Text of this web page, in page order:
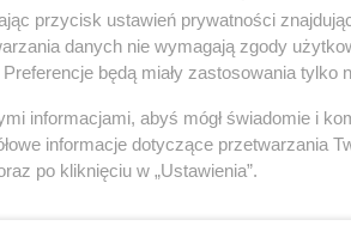
Słoneczne 3
Numer: 1122293,
przycisk ustawień prywatności
danych nie wymagają zgody
będą miały zastosowania tylko
informacjami, abyś mógł świadomie i
informacje dotyczące przetwarzania
po kliknięciu w „Ustawienia”.